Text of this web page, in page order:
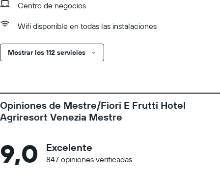
Centro de negocios
Wifi disponible en todas las instalaciones
Mostrar los 112 servicios
Opiniones de Mestre/Fiori E Frutti Hotel
Agriresort Venezia Mestre
9,0 Excelente
847 opiniones verificadas